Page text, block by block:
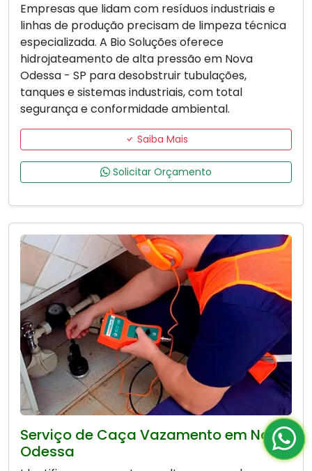
Empresas que lidam com resíduos industriais e
linhas de produção precisam de limpeza técnica
especializada. A Bio Soluções oferece
hidrojateamento de alta pressão em Nova
Odessa - SP para desobstruir tubulações,
tanques e sistemas industriais, com total
segurança e conformidade ambiental.
Saiba Mais
Solicitar Orçamento
Serviço de Caça Vazamento em Nova
Odessa